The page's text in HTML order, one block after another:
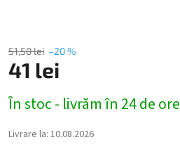
51,50 lei –20 %
41 lei
Evaluare
preţ:
În stoc - livrăm în 24 de ore
Livrare la: 10.08.2026